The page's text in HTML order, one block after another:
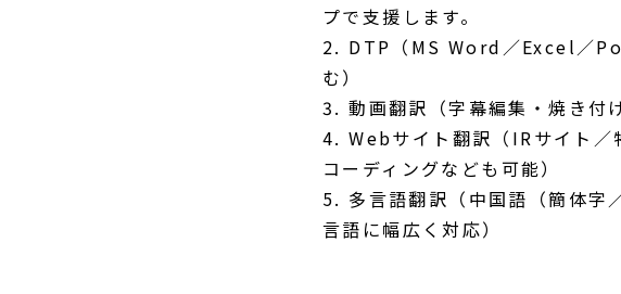
プで支援します。
2. DTP（MS Word／Excel／
む）
3. 動画翻訳（字幕編集・焼き付
4. Webサイト翻訳（IRサイト／
コーディングなども可能）
5. 多言語翻訳（中国語（簡体字
言語に幅広く対応）